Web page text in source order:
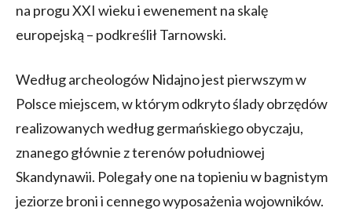
na progu XXI wieku i ewenement na skalę
europejską – podkreślił Tarnowski.
Według archeologów Nidajno jest pierwszym w
Polsce miejscem, w którym odkryto ślady obrzędów
realizowanych według germańskiego obyczaju,
znanego głównie z terenów południowej
Skandynawii. Polegały one na topieniu w bagnistym
jeziorze broni i cennego wyposażenia wojowników.